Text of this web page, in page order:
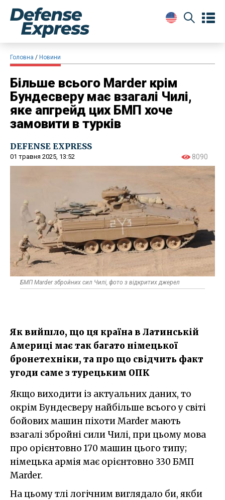
Головна Новини
Більше всього Marder крім
Бундесверу має взагалі Чилі,
яке апгрейд цих БМП хоче
замовити в турків
DEFENSE EXPRESS
01 травня 2025, 13:52 8090
БМП Marder збройних сил Чилі, фото з відкритих джерел
Як вийшло, що ця країна в Латинській
Америці має так багато німецької
бронетехніки, та про що свідчить факт
угоди саме з турецьким ОПК
Якщо виходити із актуальних даних, то
окрім Бундесверу найбільше всього у світі
бойових машин піхоти Marder мають
взагалі збройні сили Чилі, при цьому мова
про орієнтовно 170 машин цього типу;
німецька армія має орієнтовно 330 БМП
Marder.
На цьому тлі логічним виглядало би, якби